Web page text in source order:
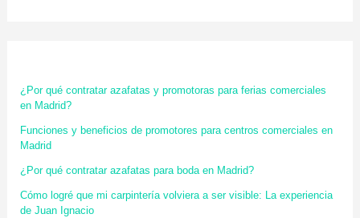
¿Por qué contratar azafatas y promotoras para ferias comerciales
en Madrid?
Funciones y beneficios de promotores para centros comerciales en
Madrid
¿Por qué contratar azafatas para boda en Madrid?
Cómo logré que mi carpintería volviera a ser visible: La experiencia
de Juan Ignacio